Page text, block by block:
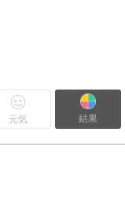
元気 結果